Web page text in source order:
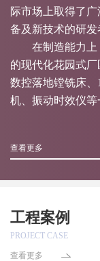
际市场上取得了
备及新技术的研发
在制造能力上，
的现代化花园式厂
数控落地镗铣床、
机、振动时效仪等
查看更多
工程案例
PROJECT CASE
查看更多